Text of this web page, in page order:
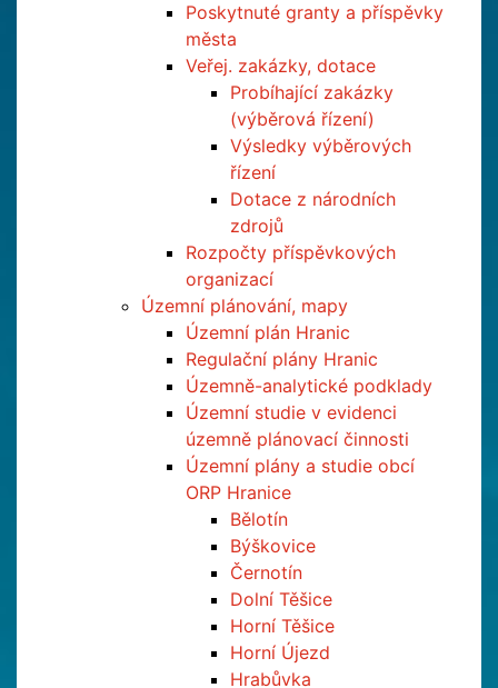
Poskytnuté granty a příspěvky
města
Veřej. zakázky, dotace
Probíhající zakázky
(výběrová řízení)
Výsledky výběrových
řízení
Dotace z národních
zdrojů
Rozpočty příspěvkových
organizací
Územní plánování, mapy
Územní plán Hranic
Regulační plány Hranic
Územně-analytické podklady
Územní studie v evidenci
územně plánovací činnosti
Územní plány a studie obcí
ORP Hranice
Bělotín
Býškovice
Černotín
Dolní Těšice
Horní Těšice
Horní Újezd
Hrabůvka